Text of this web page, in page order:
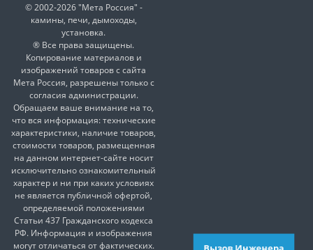
© 2002-2026 "Мета Россия" -
камины, печи, дымоходы,
установка.
® Все права защищены.
Копирование материалов и
изображений товаров с сайта
Мета Россия, разрешены только с
согласия администрации.
Обращаем ваше внимание на то,
что вся информация: технические
характеристики, наличие товаров,
стоимости товаров, размещенная
на данном интернет-сайте носит
исключительно ознакомительный
характер и ни при каких условиях
не является публичной офертой,
определяемой положениями
Статьи 437 Гражданского кодекса
РФ. Информация и изображения
могут отличаться от фактических.